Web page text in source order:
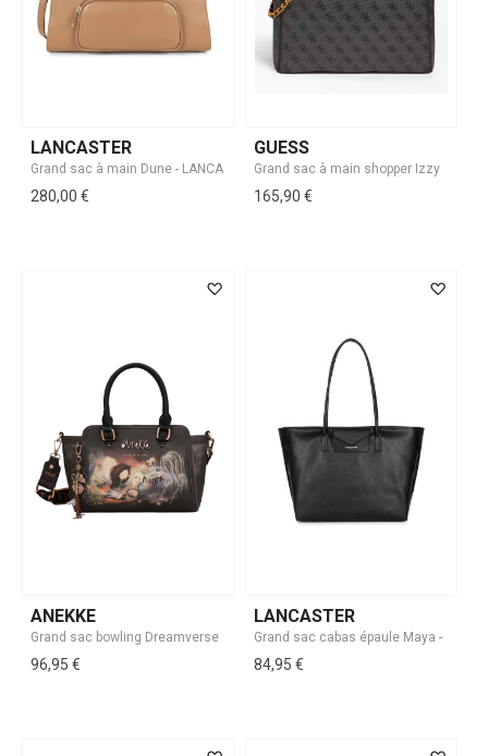
LANCASTER
280,00 €
GUESS
165,90 €
ANEKKE
96,95 €
LANCASTER
84,95 €